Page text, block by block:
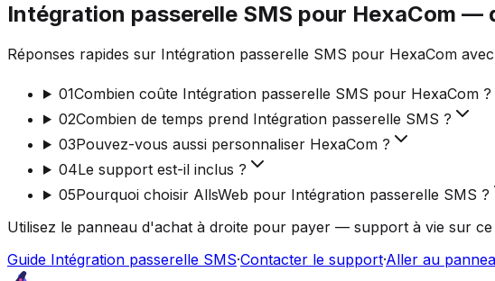
Intégration passerelle SMS pour HexaCom —
Réponses rapides sur Intégration passerelle SMS pour HexaCom
01Combien coûte Intégration passerelle SMS pour HexaCom ?
02Combien de temps prend Intégration passerelle SMS ?
03Pouvez-vous aussi personnaliser HexaCom ?
04Le support est-il inclus ?
05Pourquoi choisir AllsWeb pour Intégration passerelle SMS ?
Utilisez le panneau d'achat à droite pour payer — support à vie sur
Guide Intégration passerelle SMS·Contacter le support·Aller au